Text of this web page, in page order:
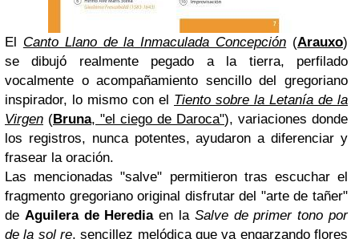
El Canto Llano de la Inmaculada Concepción (Arauxo)
se dibujó realmente pegado a la tierra, perfilado
vocalmente o acompañamiento sencillo del gregoriano
inspirador, lo mismo con el Tiento sobre la Letanía de la
Virgen (Bruna, "el ciego de Daroca"), variaciones donde
los registros, nunca potentes, ayudaron a diferenciar y
frasear la oración.
Las mencionadas "salve" permitieron tras escuchar el
fragmento gregoriano original disfrutar del "arte de tañer"
de Aguilera de Herediaen la Salve de primer tono por
de la sol re, sencillez melódica que va engarzando flores